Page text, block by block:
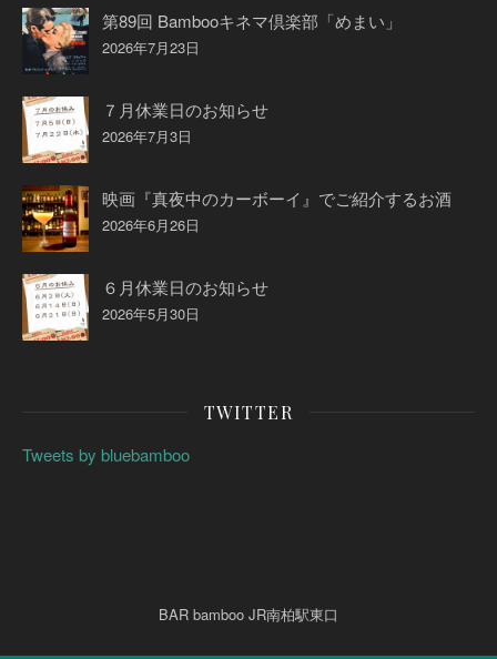
第89回 Bambooキネマ倶楽部「めまい」
2026年7月23日
７月休業日のお知らせ
2026年7月3日
映画『真夜中のカーボーイ』でご紹介するお酒
2026年6月26日
６月休業日のお知らせ
2026年5月30日
TWITTER
Tweets by bluebamboo
BAR bamboo JR南柏駅東口